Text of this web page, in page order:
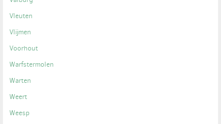
Vleuten
Vlijmen
Voorhout
Warfstermolen
Warten
Weert
Weesp